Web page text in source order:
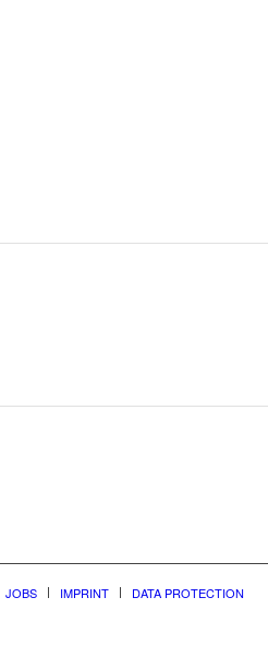
JOBS IMPRINT DATA PROTECTION